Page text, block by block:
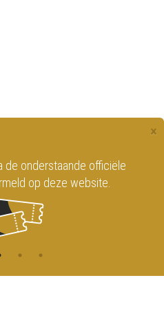
×
de onderstaande officiële
op deze website.